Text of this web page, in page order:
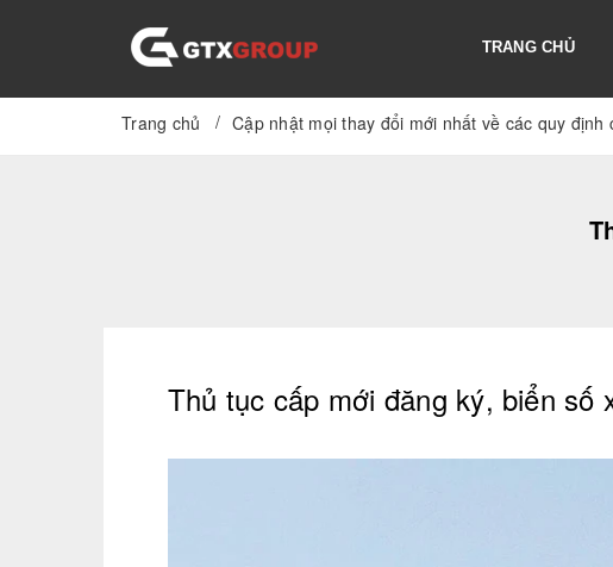
TRANG CHỦ
Trang chủ / Cập nhật mọi thay đổi mới nhất về các quy định
Thủ tục cấp mới đăng ký, biển số